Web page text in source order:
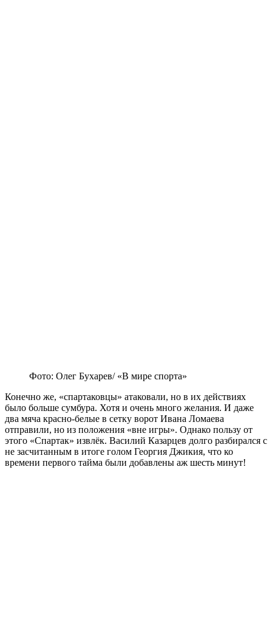
Фото: Олег Бухарев/ «В мире спорта»
Конечно же, «спартаковцы» атаковали, но в их действиях
было больше сумбура. Хотя и очень много желания. И даже
два мяча красно-белые в сетку ворот Ивана Ломаева
отправили, но из положения «вне игры». Однако пользу от
этого «Спартак» извлёк. Василий Казарцев долго разбирался с
не засчитанным в итоге голом Георгия Джикия, что ко
времени первого тайма были добавлены аж шесть минут!